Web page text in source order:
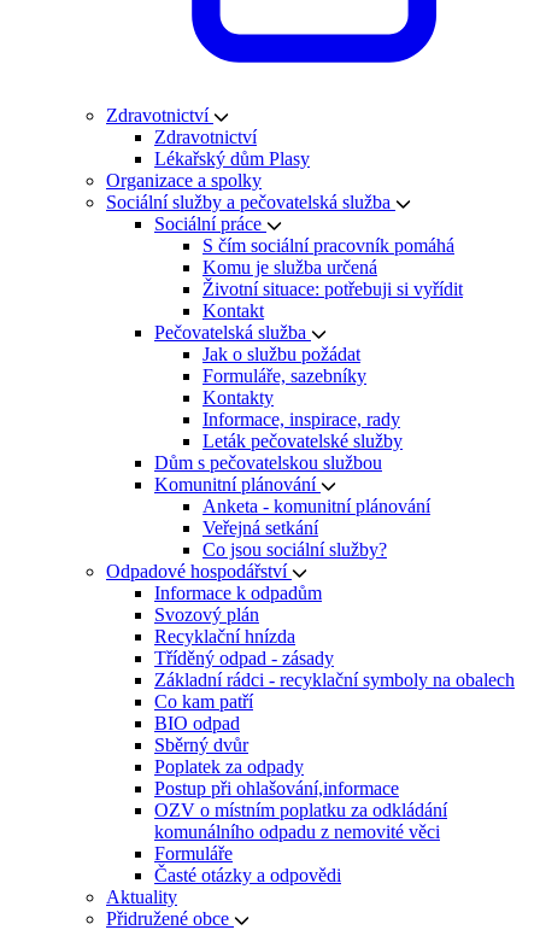
Zdravotnictví
Zdravotnictví
Lékařský dům Plasy
Organizace a spolky
Sociální služby a pečovatelská služba
Sociální práce
S čím sociální pracovník pomáhá
Komu je služba určená
Životní situace: potřebuji si vyřídit
Kontakt
Pečovatelská služba
Jak o službu požádat
Formuláře, sazebníky
Kontakty
Informace, inspirace, rady
Leták pečovatelské služby
Dům s pečovatelskou službou
Komunitní plánování
Anketa - komunitní plánování
Veřejná setkání
Co jsou sociální služby?
Odpadové hospodářství
Informace k odpadům
Svozový plán
Recyklační hnízda
Tříděný odpad - zásady
Základní rádci - recyklační symboly na obalech
Co kam patří
BIO odpad
Sběrný dvůr
Poplatek za odpady
Postup při ohlašování,informace
OZV o místním poplatku za odkládání
komunálního odpadu z nemovité věci
Formuláře
Časté otázky a odpovědi
Aktuality
Přidružené obce